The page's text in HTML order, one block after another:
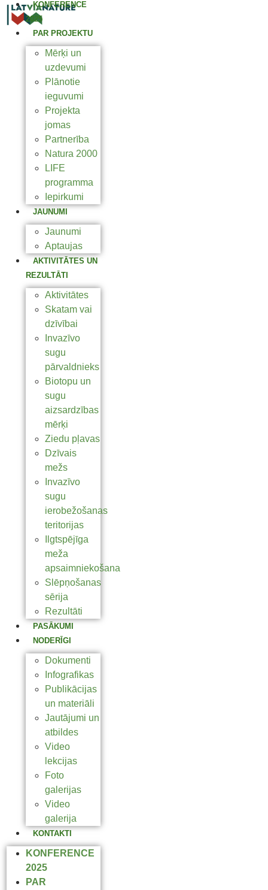
KONFERENCE
2025
PAR PROJEKTU
Mērķi un
uzdevumi
Plānotie
ieguvumi
Projekta
jomas
Partnerība
Natura 2000
LIFE
programma
Iepirkumi
JAUNUMI
Jaunumi
Aptaujas
AKTIVITĀTES UN
REZULTĀTI
Aktivitātes
Skatam vai
dzīvībai
Invazīvo
sugu
pārvaldnieks
Biotopu un
sugu
aizsardzības
mērķi
Ziedu pļavas
Dzīvais
mežs
Invazīvo
sugu
ierobežošanas
teritorijas
Ilgtspējīga
meža
apsaimniekošana
Slēpņošanas
sērija
Rezultāti
PASĀKUMI
NODERĪGI
Dokumenti
Infografikas
Publikācijas
un materiāli
Jautājumi un
atbildes
Video
lekcijas
Foto
galerijas
Video
galerija
KONTAKTI
KONFERENCE
2025
PAR